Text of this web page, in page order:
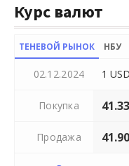
Курс валют
ТЕНЕВОЙ РЫНОК НБУ
02.12.2024 1 USD
Покупка 41.33
Продажа 41.90